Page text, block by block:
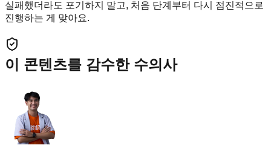
실패했더라도 포기하지 말고, 처음 단계부터 다시 점진적으로
진행하는 게 맞아요.
이 콘텐츠를 감수한 수의사